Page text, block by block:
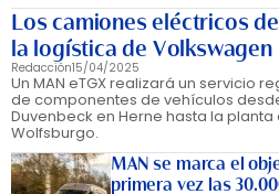
Los camiones eléctricos
la logística de Volkswagen
Redacción15/04/2025
Un MAN eTGX realizará un servicio
de componentes de vehículos
Duvenbeck en Herne hasta la
Wolfsburgo.
MAN se marca el
primera vez las